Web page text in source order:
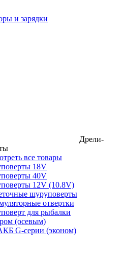
и зарядки
Дрели-
все товары
18V
40V
12V (10.8V)
шуруповерты
отвертки
для рыбалки
(осевым)
G-серии (эконом)